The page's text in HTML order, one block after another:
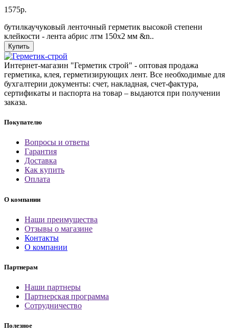
1575р.
бутилкаучуковый ленточный герметик высокой степени
клейкости - лента абрис лтм 150х2 мм &n..
Купить
Интернет-магазин "Герметик строй" - оптовая продажа
герметика, клея, герметизирующих лент. Все необходимые для
бухгалтерии документы: счет, накладная, счет-фактура,
сертификаты и паспорта на товар – выдаются при получении
заказа.
Покупателю
Вопросы и ответы
Гарантия
Доставка
Как купить
Оплата
О компании
Наши преимущества
Отзывы о магазине
Контакты
О компании
Партнерам
Наши партнеры
Партнерская программа
Сотрудничество
Полезное